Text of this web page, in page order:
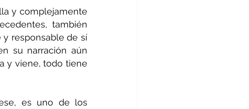
y complejamente
también
y responsable de sí
su narración aún
y viene, todo tiene
es uno de los